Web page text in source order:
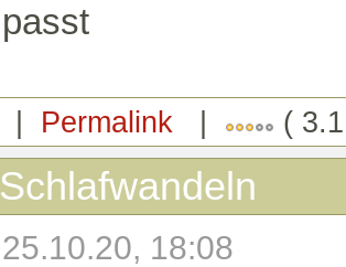
passt
| Permalink | (
Schlafwandeln
25.10.20, 18:08